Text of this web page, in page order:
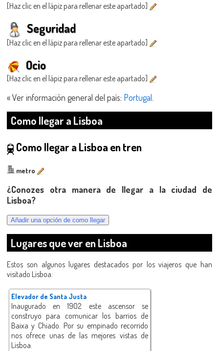
[Haz clic en el lápiz para rellenar este apartado]
Seguridad
[Haz clic en el lápiz para rellenar este apartado]
Ocio
[Haz clic en el lápiz para rellenar este apartado]
« Ver información general del país: Portugal.
Como llegar a Lisboa
Como llegar a Lisboa en tren
metro
¿Conozes otra manera de llegar a la ciudad de
Lisboa?
Lugares que ver en Lisboa
Estos son algunos lugares destacados por los viajeros que han
visitado Lisboa:
Elevador de Santa Justa
Inaugurado en 1902 este ascensor se
construyo para comunicar los barrios de
Baixa y Chiado. Por su empinado recorrido
nos ofrece unas de las mejores vistas de
Lisboa.